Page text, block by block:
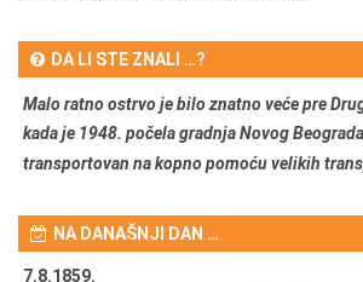
DA LI STE ZNALI …?
Malo ratno ostrvo je bilo znatno veće pre
kada je 1948. počela gradnja Novog
transportovan na kopno pomoću velikih
NA DANAŠNJI DAN …
7.8.1859.